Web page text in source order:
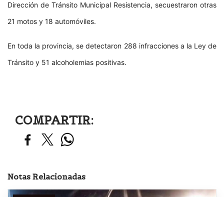
Dirección de Tránsito Municipal Resistencia, secuestraron otras
21 motos y 18 automóviles.
En toda la provincia, se detectaron 288 infracciones a la Ley de
Tránsito y 51 alcoholemias positivas.
COMPARTIR:
Notas Relacionadas